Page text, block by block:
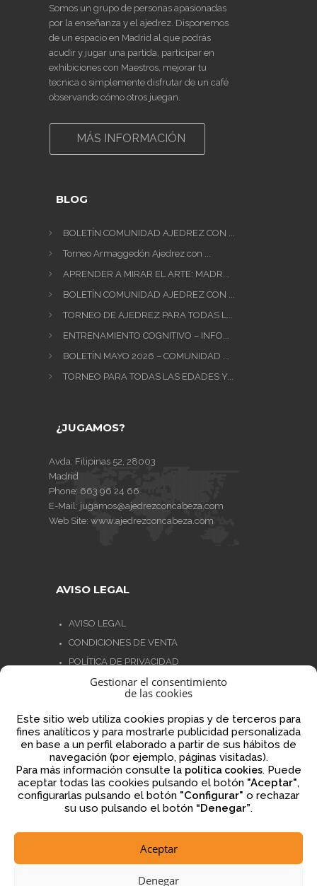
Gestionar el consentimiento
de las cookies
Este sitio web utiliza cookies propias y de terceros para
fines analíticos y para mostrarle publicidad personalizada
en base a un perfil elaborado a partir de sus hábitos de
navegación (por ejemplo, páginas visitadas).
Para más información consulte la política cookies. Puede
aceptar todas las cookies pulsando el botón "Aceptar",
configurarlas pulsando el botón "Configurar" o rechazar
su uso pulsando el botón “Denegar”.
Aceptar
Denegar
Somos un grupo de personas apasionadas
por la enseñanza y el ajedrez. Disponemos
de un espacio en Madrid al que podrás
acudir y jugar una partida, participar en
exhibiciones con Maestros, mejorar tu
tecnica o simplemente disfrutar de un café
observando cómo otros juegan.
MÁS INFORMACIÓN
BLOG
BOLETÍN COMUNIDAD AJEDREZ CON ...
Torneo Armaggedón Ajedrez con ...
APRENDER A MIRAR EL ARTE: MADR...
BOLETÍN COMUNIDAD AJEDREZ CON ...
TORNEO DE AJEDREZ PARA TODAS L...
ENTRENAMIENTO COGNITIVO – INFO...
BOLETÍN MAYO 2026 – COMUNIDAD ...
TORNEO PARA TODAS LAS EDADES Y...
¿JUGAMOS?
Avda. Filipinas 52, 28003
Madrid
Phone: 663 96 24 66
E-Mail: jugamos@ajedrezconcabeza.com
Web Site: www.ajedrezconcabeza.com
AVISO LEGAL
AVISO LEGAL
CONDICIONES DE VENTA
POLÍTICA DE PRIVACIDAD
POLÍTICA DE COOKIES
NORMATIVA AJEDREZ CON CABEZA
Financiado por la Unión Europea – NextGenerationEU
2026 © ajedrezconcabeza.com